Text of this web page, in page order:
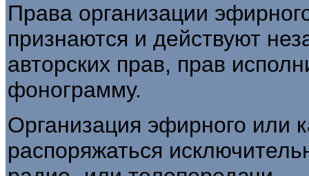
Права организации
признаются и действуют
авторских прав, прав
фонограмму.
Организация эфирного или
распоряжаться